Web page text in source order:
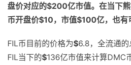
盘价对应的$200亿市值。在当下
币开盘价$10， 市值$100亿，也有
FIL币目前的价格为$6.8，全流通
FIL当下的$136亿市值来计算DMC